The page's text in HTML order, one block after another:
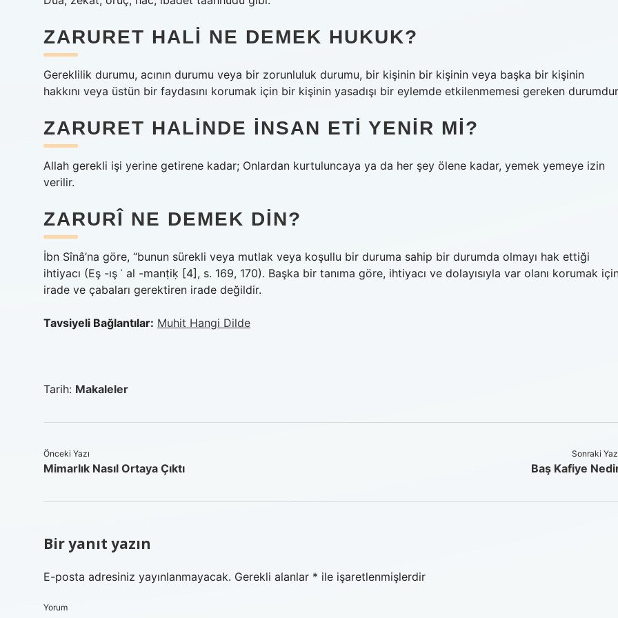
ZARURET HALI NE DEMEK HUKUK?
Gereklilik durumu, acının durumu veya bir zorunluluk durumu, bir kişinin bir kişinin veya başka bir kişinin
hakkını veya üstün bir faydasını korumak için bir kişinin yasadışı bir eylemde etkilenmemesi gereken
ZARURET HALINDE INSAN ETI YENIR MI?
Allah gerekli işi yerine getirene kadar; Onlardan kurtuluncaya ya da her şey ölene kadar, yemek yemeye izin
verilir.
ZARURÎ NE DEMEK DIN?
İbn Sînâ’na göre, “bunun sürekli veya mutlak veya koşullu bir duruma sahip bir durumda olmayı hak ettiği
ihtiyacı (Eş -ış ʾ al -manṭiḳ [4], s. 169, 170). Başka bir tanıma göre, ihtiyacı ve dolayısıyla var olanı korumak
irade ve çabaları gerektiren irade değildir.
Tavsiyeli Bağlantılar: Muhit Hangi Dilde
Tarih: Makaleler
Önceki Yazı
Mimarlık Nasıl Ortaya Çıktı
Sonraki
Baş Kafiye
Bir yanıt yazın
E-posta adresiniz yayınlanmayacak. Gerekli alanlar * ile işaretlenmişlerdir
Yorum